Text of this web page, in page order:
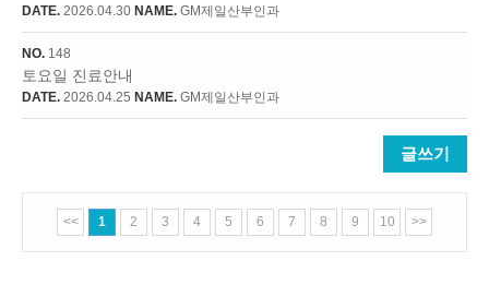
DATE. 2026.04.30 NAME. GM제일산부인과
NO. 148
토요일 진료안내
DATE. 2026.04.25 NAME. GM제일산부인과
글쓰기
<< 1 2 3 4 5 6 7 8 9 10 >>